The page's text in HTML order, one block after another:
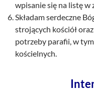
wpisanie się na listę w
Składam serdeczne
strojących kościół
potrzeby parafii, w
kościelnych.